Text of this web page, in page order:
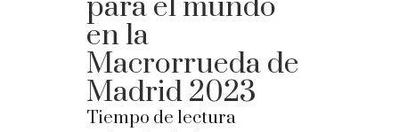
para el mundo
en la
Macrorrueda de
Madrid 2023
Tiempo de lectura